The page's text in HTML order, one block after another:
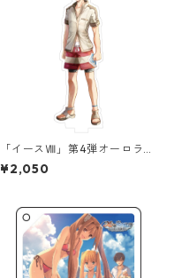
「イースⅧ」第4弾オーロラア
クリルスタンド
¥2,050